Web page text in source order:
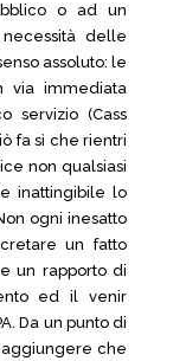
o ad un
delle
assoluto: le
via immediata
servizio (Cass
fa sì che rientri
non qualsiasi
inattingibile lo
ogni inesatto
un fatto
un rapporto di
ed il venir
Da un punto di
aggiungere che